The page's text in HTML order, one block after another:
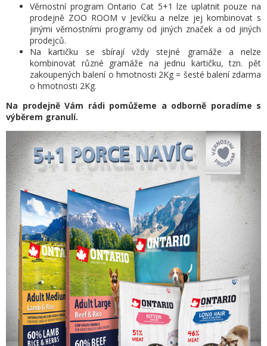
Věrnostní program Ontario Cat 5+1 lze uplatnit pouze na
prodejně ZOO ROOM v Jevíčku a nelze jej kombinovat s
jinými věrnostními programy od jiných značek a od jiných
prodejců.
Na kartičku se sbírají vždy stejné gramáže a nelze
kombinovat různé gramáže na jednu kartičku, tzn. pět
zakoupených balení o hmotnosti 2Kg = šesté balení zdarma
o hmotnosti 2Kg.
Na prodejně Vám rádi pomůžeme a odborně poradíme s
výběrem granulí.